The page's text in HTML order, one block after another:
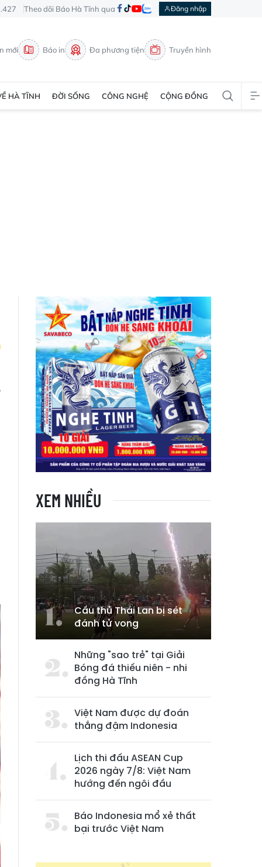
Theo dõi Báo Hà Tĩnh qua Đăng nhập
mới Báo in Đa phương tiện Truyền hình
HÀ TĨNH ĐỜI SỐNG CÔNG NGHỆ CỘNG ĐỒNG
XEM NHIỀU
Cầu thủ Thái Lan bị sét
đánh tử vong
Những "sao trẻ" tại Giải
Bóng đá thiếu niên - nhi
đồng Hà Tĩnh
Việt Nam được dự đoán
thắng đậm Indonesia
Lịch thi đấu ASEAN Cup
2026 ngày 7/8: Việt Nam
hướng đến ngôi đầu
Báo Indonesia mổ xẻ thất
bại trước Việt Nam